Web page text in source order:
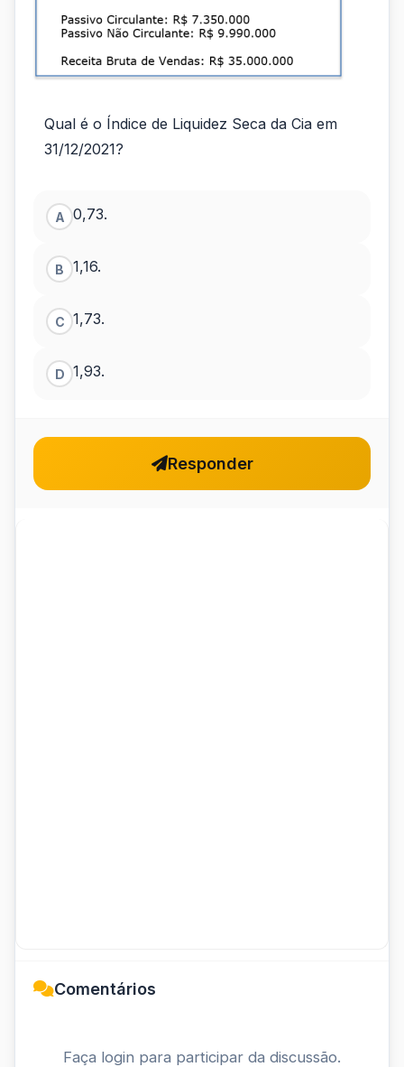
Qual é o Índice de Liquidez Seca da Cia em
31/12/2021?
A 0,73.
B 1,16.
C 1,73.
D 1,93.
Responder
Comentários
Faça login para participar da discussão.